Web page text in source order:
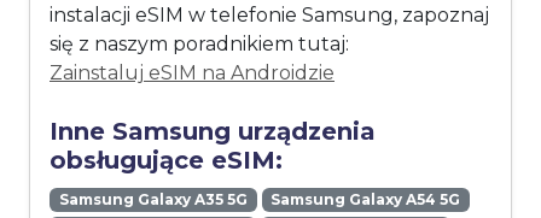
instalacji eSIM w telefonie Samsung, zapoznaj
się z naszym poradnikiem tutaj:
Zainstaluj eSIM na Androidzie
Inne Samsung urządzenia
obsługujące eSIM:
Samsung Galaxy A35 5G
Samsung Galaxy A54 5G